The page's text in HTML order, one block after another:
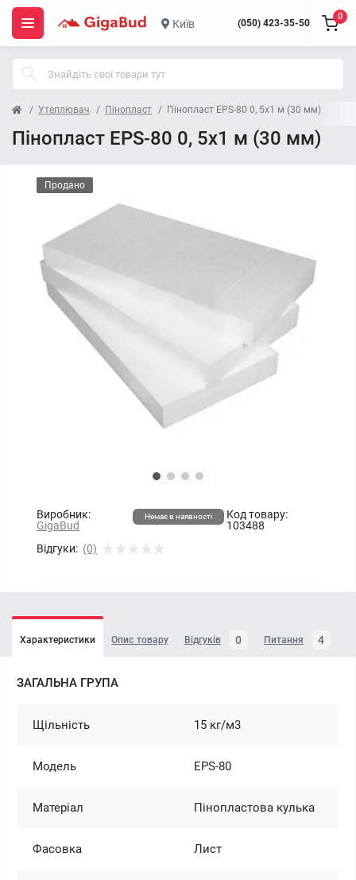
Київ (050) 423-35-50
0
Утеплювач Пінопласт Пінопласт EPS-80 0, 5х1 м (30 мм)
Пінопласт EPS-80 0, 5х1 м (30 мм)
Продано
Виробник:
GigaBud
Код товару:
103488
Відгуки: (0)
Немає в наявності
Характеристики Опис товару Відгуків 0 Питання 4
ЗАГАЛЬНА ГРУПА
Щільність 15 кг/м3
Модель EPS-80
Матеріал Пінопластова кулька
Фасовка Лист